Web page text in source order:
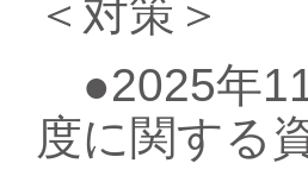
＜対策＞
●2025年
度に関する